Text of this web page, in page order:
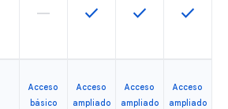
Esta función no está disponible en
horizontal_rule Esta función está
check Esta función
check Esta
check
Acceso
básico
Acceso
ampliado
Acceso
ampliado
Acceso
ampliado